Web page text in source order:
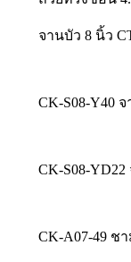
จานบัว 8 นิ้ว
CK-S08-Y40
CK-S08-
CK-A07-49 ช